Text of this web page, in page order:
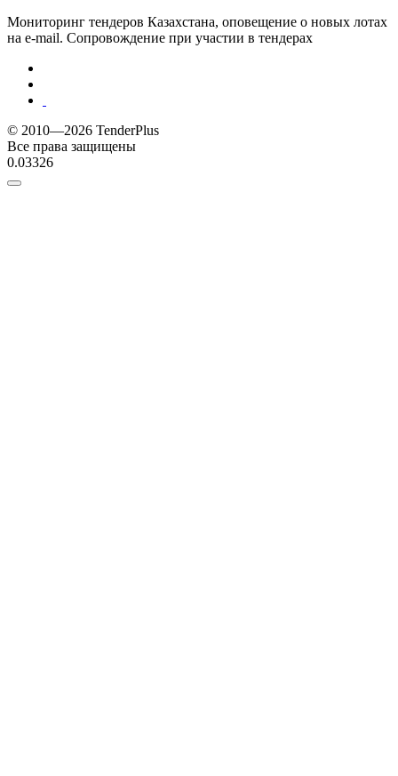
Мониторинг тендеров Казахстана, оповещение о новых лотах
на e-mail. Сопровождение при участии в тендерах
© 2010—2026 TenderPlus
Все права защищены
0.03326